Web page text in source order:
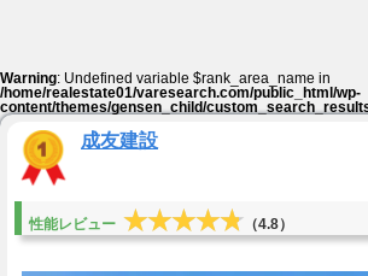
Warning: Undefined variable $rank_area_name in
/home/realestate01/varesearch.com/public_html/wp-
content/themes/gensen_child/
成友建設
性能レビュー ★★★★★
★★★★★ （4.8）